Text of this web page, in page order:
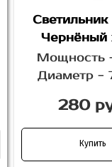
Светильник
Чернёный
Мощность
Диаметр -
280
Купить